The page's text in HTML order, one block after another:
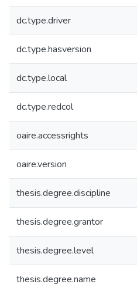
dc.type.driver
dc.type.hasversion
dc.type.local
dc.type.redcol
oaire.accessrights
oaire.version
thesis.degree.discipline
thesis.degree.grantor
thesis.degree.level
thesis.degree.name